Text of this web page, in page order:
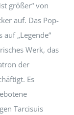
größer“ von
auf. Das Pop-
„Legende“
Werk, das
der
Es
Tarcisuis